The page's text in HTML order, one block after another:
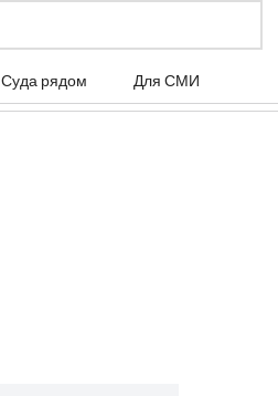
Суда рядом Для СМИ